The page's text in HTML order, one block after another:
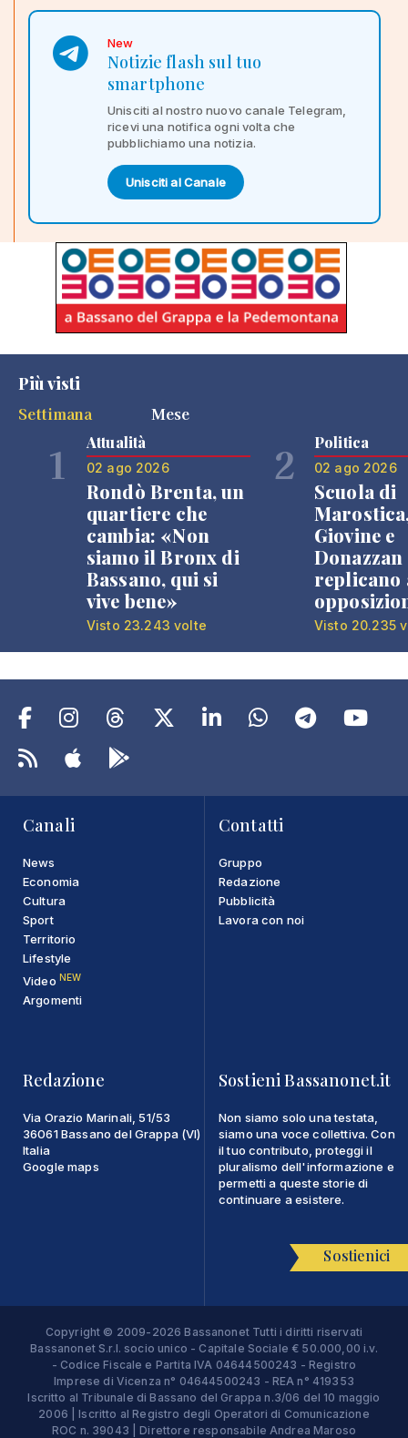
New
Notizie flash sul tuo
smartphone
Unisciti al nostro nuovo canale Telegram,
ricevi una notifica ogni volta che
pubblichiamo una notizia.
Unisciti al Canale
Più visti
Settimana
Mese
1 Attualità
02 ago 2026
Rondò Brenta, un
quartiere che
cambia: «Non
siamo il Bronx di
Bassano, qui si
vive bene»
Visto 23.243 volte
2 Politica
02 ago 2026
Scuola di
Giovine e
Donazzan
replicano
Visto 20.235
Canali
News
Economia
Cultura
Sport
Territorio
Lifestyle
Video NEW
Argomenti
Contatti
Gruppo
Redazione
Pubblicità
Lavora con noi
Redazione
Via Orazio Marinali, 51/53
36061 Bassano del Grappa (VI)
Italia
Google maps
Sostieni Bassanonet.it
Non siamo solo una testata,
siamo una voce collettiva. Con
il tuo contributo, proteggi il
pluralismo dell'informazione e
permetti a queste storie di
continuare a esistere.
Sostienici
Copyright © 2009-2026 Bassanonet Tutti i diritti riservati
Bassanonet S.r.l. socio unico - Capitale Sociale € 50.000,00 i.v.
- Codice Fiscale e Partita IVA 04644500243 - Registro
Imprese di Vicenza n° 04644500243 - REA n° 419353
Iscritto al Tribunale di Bassano del Grappa n.3/06 del 10 maggio
2006 | Iscritto al Registro degli Operatori di Comunicazione
ROC n. 39043 | Direttore responsabile Andrea Maroso